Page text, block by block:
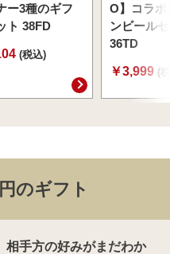
ー3種のギフ
ト 38FD
(税込)
O】コラボ
ンビール
36TD
￥3,999 (
のギフト
相手方の好みがまだわか